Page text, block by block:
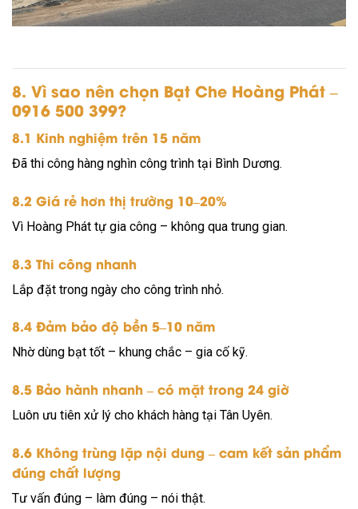
8. Vì sao nên chọn Bạt Che Hoàng Phát –
0916 500 399?
8.1 Kinh nghiệm trên 15 năm
Đã thi công hàng nghìn công trình tại Bình Dương.
8.2 Giá rẻ hơn thị trường 10–20%
Vì Hoàng Phát tự gia công – không qua trung gian.
8.3 Thi công nhanh
Lắp đặt trong ngày cho công trình nhỏ.
8.4 Đảm bảo độ bền 5–10 năm
Nhờ dùng bạt tốt – khung chắc – gia cố kỹ.
8.5 Bảo hành nhanh – có mặt trong 24 giờ
Luôn ưu tiên xử lý cho khách hàng tại Tân Uyên.
8.6 Không trùng lặp nội dung – cam kết sản phẩm
đúng chất lượng
Tư vấn đúng – làm đúng – nói thật.